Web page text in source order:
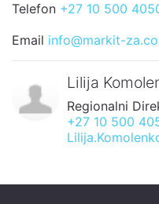
Telefon +27 10 500
Email info@markit-
Lilija
Regionalni
+27 10 500